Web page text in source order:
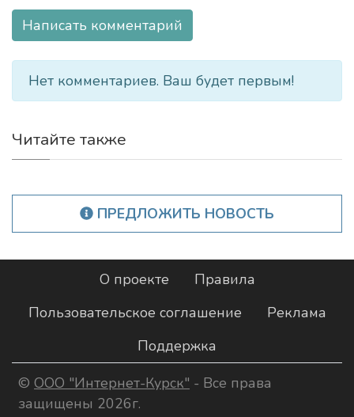
Написать комментарий
Нет комментариев. Ваш будет первым!
Читайте также
ПРЕДЛОЖИТЬ НОВОСТЬ
О проекте
Правила
Пользовательское соглашение
Реклама
Поддержка
© ООО "Интернет-Курск" - Все права
защищены 2026г.